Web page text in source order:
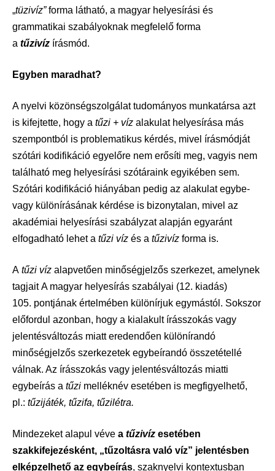
„tüzivíz”forma látható, a magyar helyesírási és
grammatikai szabályoknak megfelelő forma
a tűzivíz írásmód.
Egyben maradhat?
A nyelvi közönségszolgálat tudományos munkatársa azt
is kifejtette, hogy a tűzi + víz alakulat helyesírása más
szempontból is problematikus kérdés, mivel írásmódját
szótári kodifikáció egyelőre nem erősíti meg, vagyis nem
található meg helyesírási szótáraink egyikében sem.
Szótári kodifikáció hiányában pedig az alakulat egybe-
vagy különírásának kérdése is bizonytalan, mivel az
akadémiai helyesírási szabályzat alapján egyaránt
elfogadható lehet a tűzi víz és a tűzivíz forma is.
A tűzi víz alapvetően minőségjelzős szerkezet, amelynek
tagjait A magyar helyesírás szabályai (12. kiadás)
105. pontjának értelmében különírjuk egymástól. Sokszor
előfordul azonban, hogy a kialakult írásszokás vagy
jelentésváltozás miatt eredendően különírandó
minőségjelzős szerkezetek egybeírandó összetétellé
válnak. Az írásszokás vagy jelentésváltozás miatti
egybeírás a tűzi melléknév esetében is megfigyelhető,
pl.: tűzijáték, tűzifa, tűzilétra.
Mindezeket alapul véve a tűzivíz esetében
szakkifejezésként, „tűzoltásra való víz” jelentésben
elképzelhető az egybeírás, szaknyelvi kontextusban